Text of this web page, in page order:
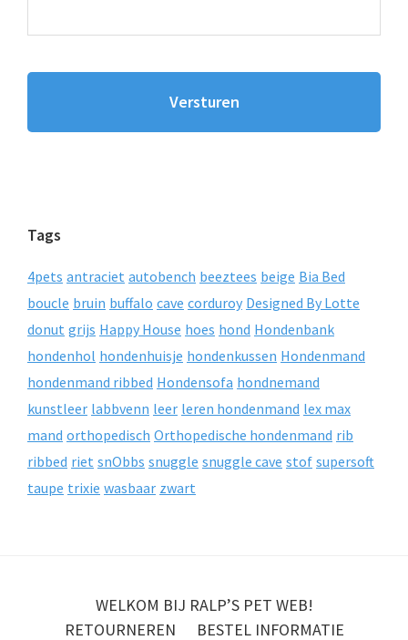
Tags
4pets antraciet autobench beeztees beige Bia Bed
boucle bruin buffalo cave corduroy Designed By Lotte
donut grijs Happy House hoes hond Hondenbank
hondenhol hondenhuisje hondenkussen Hondenmand
hondenmand ribbed Hondensofa hondnemand
kunstleer labbvenn leer leren hondenmand lex max
mand orthopedisch Orthopedische hondenmand rib
ribbed riet snObbs snuggle snuggle cave stof supersoft
taupe trixie wasbaar zwart
WELKOM BIJ RALP’S PET WEB!
RETOURNEREN
BESTEL INFORMATIE